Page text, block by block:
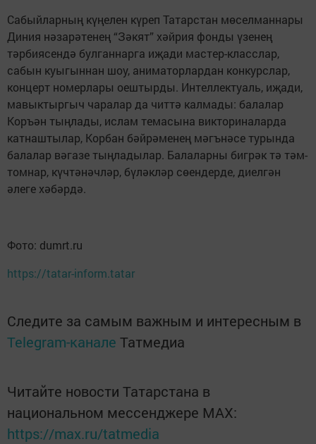
Сабыйларның күңелен күреп Татарстан мөселманнары
Диния нәзарәтенең “Зәкят” хәйрия фонды үзенең
тәрбиясендә булганнарга иҗади мастер-класслар,
сабын куыгыннан шоу, аниматорлардан конкурслар,
концерт номерлары оештырды. Интеллектуаль, иҗади,
мавыктыргыч чаралар да читтә калмады: балалар
Коръән тыңлады, ислам темасына викториналарда
катнаштылар, Корбан бәйрәменең мәгънәсе турында
балалар вәгазе тыңладылар. Балаларны бигрәк тә тәм-
томнар, күчтәнәчләр, бүләкләр сөендерде, диелгән
әлеге хәбәрдә.
Фото: dumrt.ru
https://tatar-inform.tatar
Следите за самым важным и интересным в
Telegram-канале Татмедиа
Читайте новости Татарстана в
национальном мессенджере MАХ:
https://max.ru/tatmedia